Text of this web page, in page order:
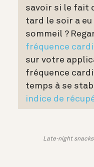
savoir si le fait
tard le soir a
sommeil ?
fréquence
sur votre
fréquence
temps à se
indice de
Late-night